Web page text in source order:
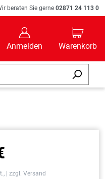
beraten Sie gerne 02871 24 113 0
B
Anmelden
C
Warenkorb
| zzgl. Versand